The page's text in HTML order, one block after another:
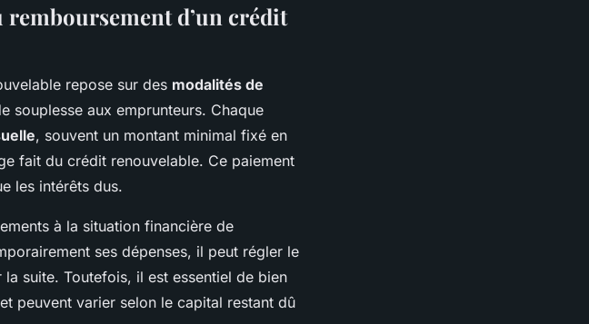
d’un crédit
repose sur des modalités de
souplesse aux emprunteurs. Chaque
, souvent un montant minimal fixé en
fait du crédit renouvelable. Ce paiement
les intérêts dus.
à la situation financière de
ses dépenses, il peut régler le
suite. Toutefois, il est essentiel de bien
peuvent varier selon le capital restant dû